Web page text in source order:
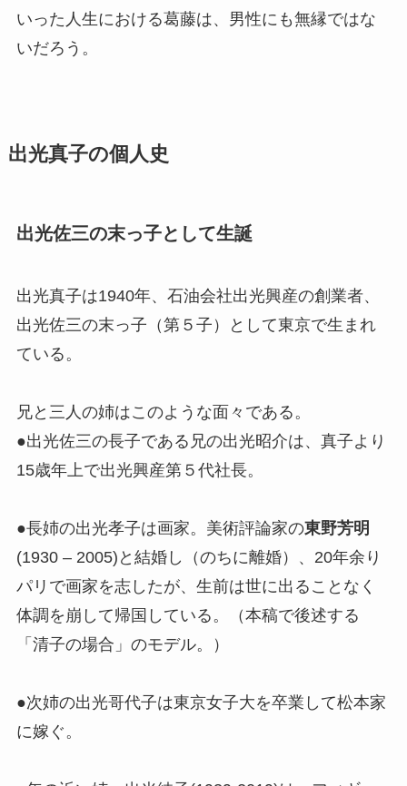
いった人生における葛藤は、男性にも無縁ではな
いだろう。
出光真子の個人史
出光佐三の末っ子として生誕
出光真子は1940年、石油会社出光興産の創業者、
出光佐三の末っ子（第５子）として東京で生まれ
ている。
兄と三人の姉はこのような面々である。
●出光佐三の長子である兄の出光昭介は、真子より
15歳年上で出光興産第５代社長。
●長姉の出光孝子は画家。美術評論家の東野芳明
(1930 – 2005)と結婚し（のちに離婚）、20年余り
パリで画家を志したが、生前は世に出ることなく
体調を崩して帰国している。（本稿で後述する
「清子の場合」のモデル。）
●次姉の出光哥代子は東京女子大を卒業して松本家
に嫁ぐ。